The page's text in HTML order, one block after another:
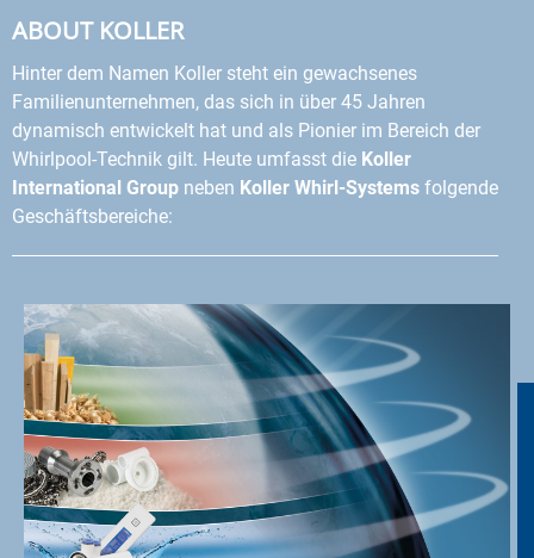
ABOUT KOLLER
Hinter dem Namen Koller steht ein gewachsenes
Familienunternehmen, das sich in über 45 Jahren
dynamisch entwickelt hat und als Pionier im Bereich der
Whirlpool-Technik gilt. Heute umfasst die Koller
International Group neben Koller Whirl-Systems folgende
Geschäftsbereiche: